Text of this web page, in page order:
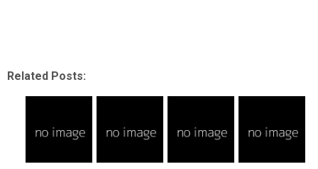
Related Posts: